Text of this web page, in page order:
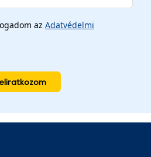
az Adatvédelmi